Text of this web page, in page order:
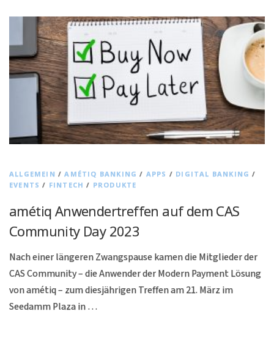
ALLGEMEIN /AMÉTIQ BANKING / APPS / DIGITAL BANKING /
EVENTS / FINTECH / PRODUKTE
amétiq Anwendertreffen auf dem CAS
Community Day 2023
Nach einer längeren Zwangspause kamen die Mitglieder der
CAS Community – die Anwender der Modern Payment Lösung
von amétiq – zum diesjährigen Treffen am 21. März im
Seedamm Plaza in …